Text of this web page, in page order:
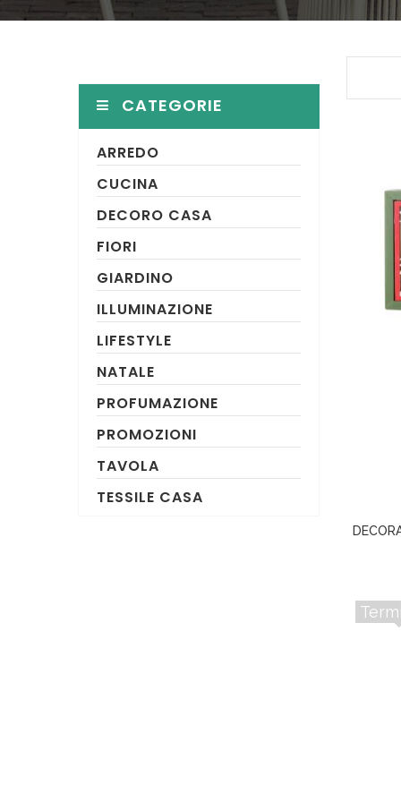
CATEGORIE
ARREDO
CUCINA
DECORO CASA
FIORI
GIARDINO
ILLUMINAZIONE
LIFESTYLE
NATALE
PROFUMAZIONE
PROMOZIONI
TAVOLA
TESSILE CASA